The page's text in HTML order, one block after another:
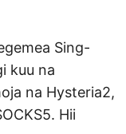
Sing-
kuu na
na Hysteria2,
Hii